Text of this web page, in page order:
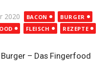
2020 BACON
BURGER
FLEISCH
REZEPTE
Burger – Das Fingerfood